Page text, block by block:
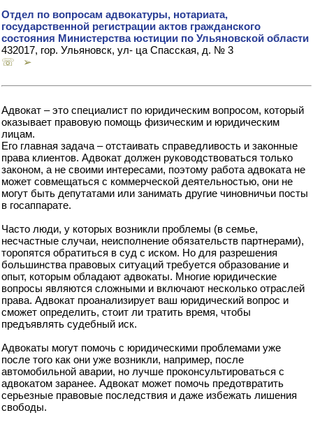
Отдел по вопросам адвокатуры, нотариата,
государственной регистрации актов гражданского
состояния Министерства юстиции по Ульяновской области
432017, гор. Ульяновск, ул- ца Спасская, д. № 3
☏ ➢
Адвокат – это специалист по юридическим вопросом, который
оказывает правовую помощь физическим и юридическим
лицам.
Его главная задача – отстаивать справедливость и законные
права клиентов. Адвокат должен руководствоваться только
законом, а не своими интересами, поэтому работа адвоката не
может совмещаться с коммерческой деятельностью, они не
могут быть депутатами или занимать другие чиновничьи посты
в госаппарате.
Часто люди, у которых возникли проблемы (в семье,
несчастные случаи, неисполнение обязательств партнерами),
торопятся обратиться в суд с иском. Но для разрешения
большинства правовых ситуаций требуется образование и
опыт, которым обладают адвокаты. Многие юридические
вопросы являются сложными и включают несколько отраслей
права. Адвокат проанализирует ваш юридический вопрос и
сможет определить, стоит ли тратить время, чтобы
предъявлять судебный иск.
Адвокаты могут помочь с юридическими проблемами уже
после того как они уже возникли, например, после
автомобильной аварии, но лучше проконсультироваться с
адвокатом заранее. Адвокат может помочь предотвратить
серьезные правовые последствия и даже избежать лишения
свободы.